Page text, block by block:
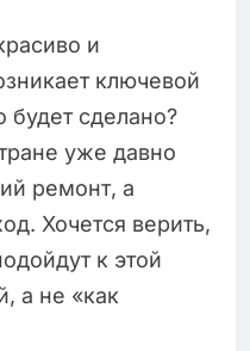
и
ключевой
будет сделано?
уже давно
ремонт, а
Хочется верить,
к этой
а не «как